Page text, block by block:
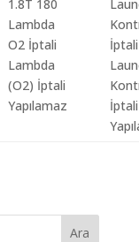
Lambda
(O2) İptali
Yapılamaz
İptali
Ara